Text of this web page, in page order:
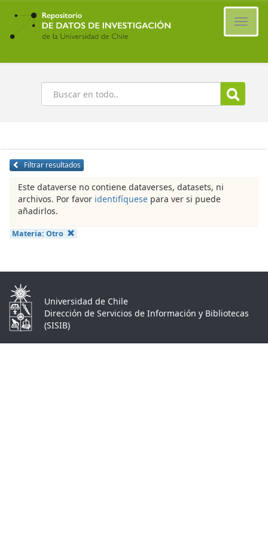
Ir
contenido
principal
Buscar
Filtrar resultados
Este dataverse no contiene dataverses, datasets, ni
archivos. Por favor identifíquese para ver si puede
añadirlos.
Materia: Otro
Universidad de Chile
Dirección de Servicios de Información y Bibliotecas
(SISIB)